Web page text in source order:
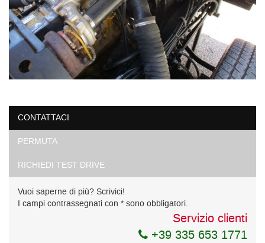
CONTATTACI
PERMUTA
RICHIEDI TEST DRIVE
Vuoi saperne di più? Scrivici!
I campi contrassegnati con * sono obbligatori.
Servizio clienti
+39 335 653 1771